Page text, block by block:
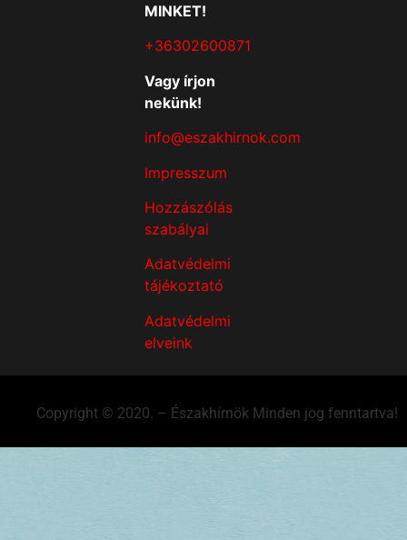
MINKET!
+36302600871
Vagy írjon
nekünk!
info@eszakhirnok.com
Impresszum
Hozzászólás
szabályai
Adatvédelmi
tájékoztató
Adatvédelmi
elveink
Copyright © 2020. – Északhírnök Minden jog fenntartva!